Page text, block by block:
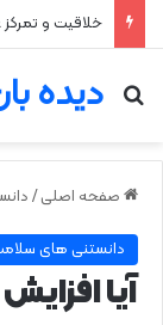
خلاقیت و
دیده
جستجو برای
صفحه اصلی /
دانستنی های
آیا